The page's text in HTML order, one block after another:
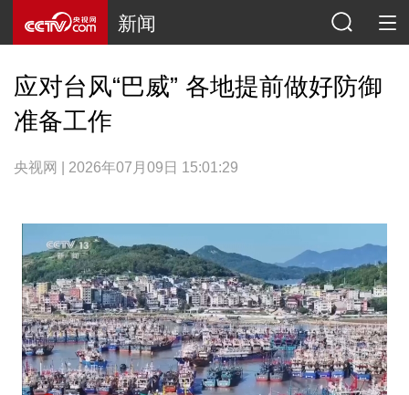
新闻
应对台风“巴威” 各地提前做好防御
准备工作
央视网 | 2026年07月09日 15:01:29